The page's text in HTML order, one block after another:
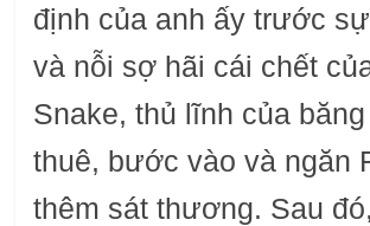
định của anh ấy trước
và nỗi sợ hãi cái chết
Snake, thủ lĩnh của
thuê, bước vào và ngăn
thêm sát thương. Sau